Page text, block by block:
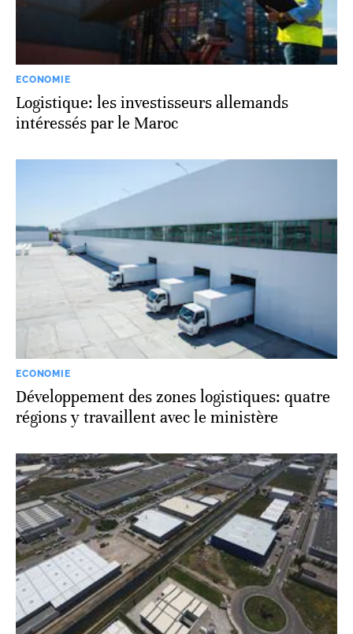
ECONOMIE
Logistique: les investisseurs allemands
intéressés par le Maroc
ECONOMIE
Développement des zones logistiques: quatre
régions y travaillent avec le ministère